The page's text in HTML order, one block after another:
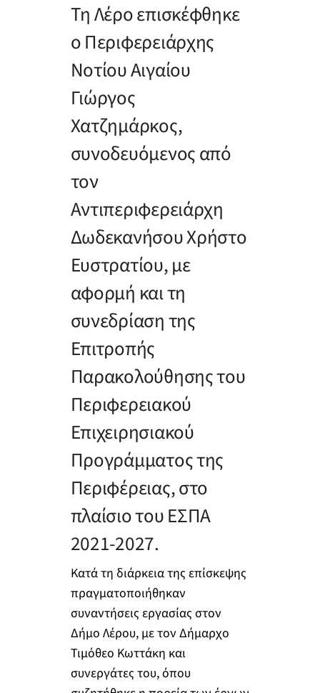
Τη Λέρο επισκέφθηκε
ο Περιφερειάρχης
Νοτίου Αιγαίου
Γιώργος
Χατζημάρκος,
συνοδευόμενος από
τον
Αντιπεριφερειάρχη
Δωδεκανήσου Χρήστο
Ευστρατίου, με
αφορμή και τη
συνεδρίαση της
Επιτροπής
Παρακολούθησης του
Περιφερειακού
Επιχειρησιακού
Προγράμματος της
Περιφέρειας, στο
πλαίσιο του ΕΣΠΑ
2021-2027.
Κατά τη διάρκεια της επίσκεψης
πραγματοποιήθηκαν
συναντήσεις εργασίας στον
Δήμο Λέρου, με τον Δήμαρχο
Τιμόθεο Κωττάκη και
συνεργάτες του, όπου